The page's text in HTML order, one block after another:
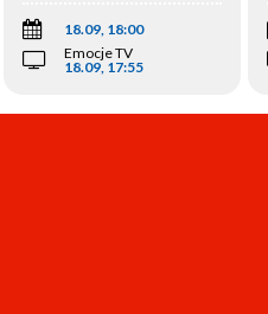
18.09, 18:00
Emocje TV
18.09, 17:55